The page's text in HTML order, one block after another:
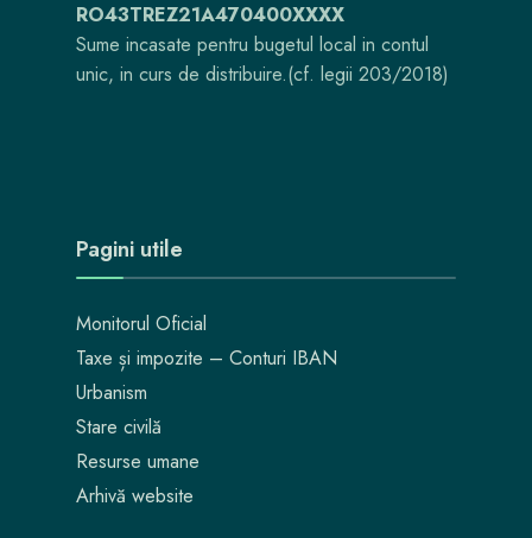
RO43TREZ21A470400XXXX
Sume incasate pentru bugetul local in contul
unic, in curs de distribuire.(cf. legii 203/2018)
Pagini utile
Monitorul Oficial
Taxe și impozite – Conturi IBAN
Urbanism
Stare civilă
Resurse umane
Arhivă website